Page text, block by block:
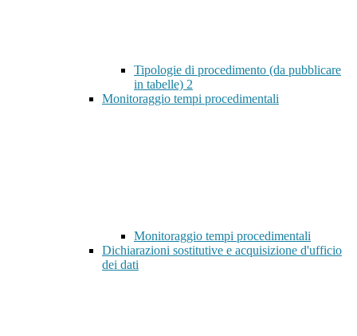
Tipologie di procedimento (da pubblicare
in tabelle) 2
Monitoraggio tempi procedimentali
Monitoraggio tempi procedimentali
Dichiarazioni sostitutive e acquisizione d'ufficio
dei dati